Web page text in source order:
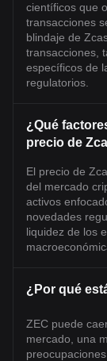
científicos que
transacciones
blindaje de
transacciones,
específicos de
regulatorios.
¿Qué
precio de
El precio de
del mercado
activos
novedades
liquidez de los
¿Por qué
ZEC puede
mercado, una